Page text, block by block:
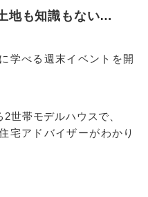
地も知識もない…
学べる週末イベント を開
世帯モデルハウスで、
宅アドバイザーがわかり